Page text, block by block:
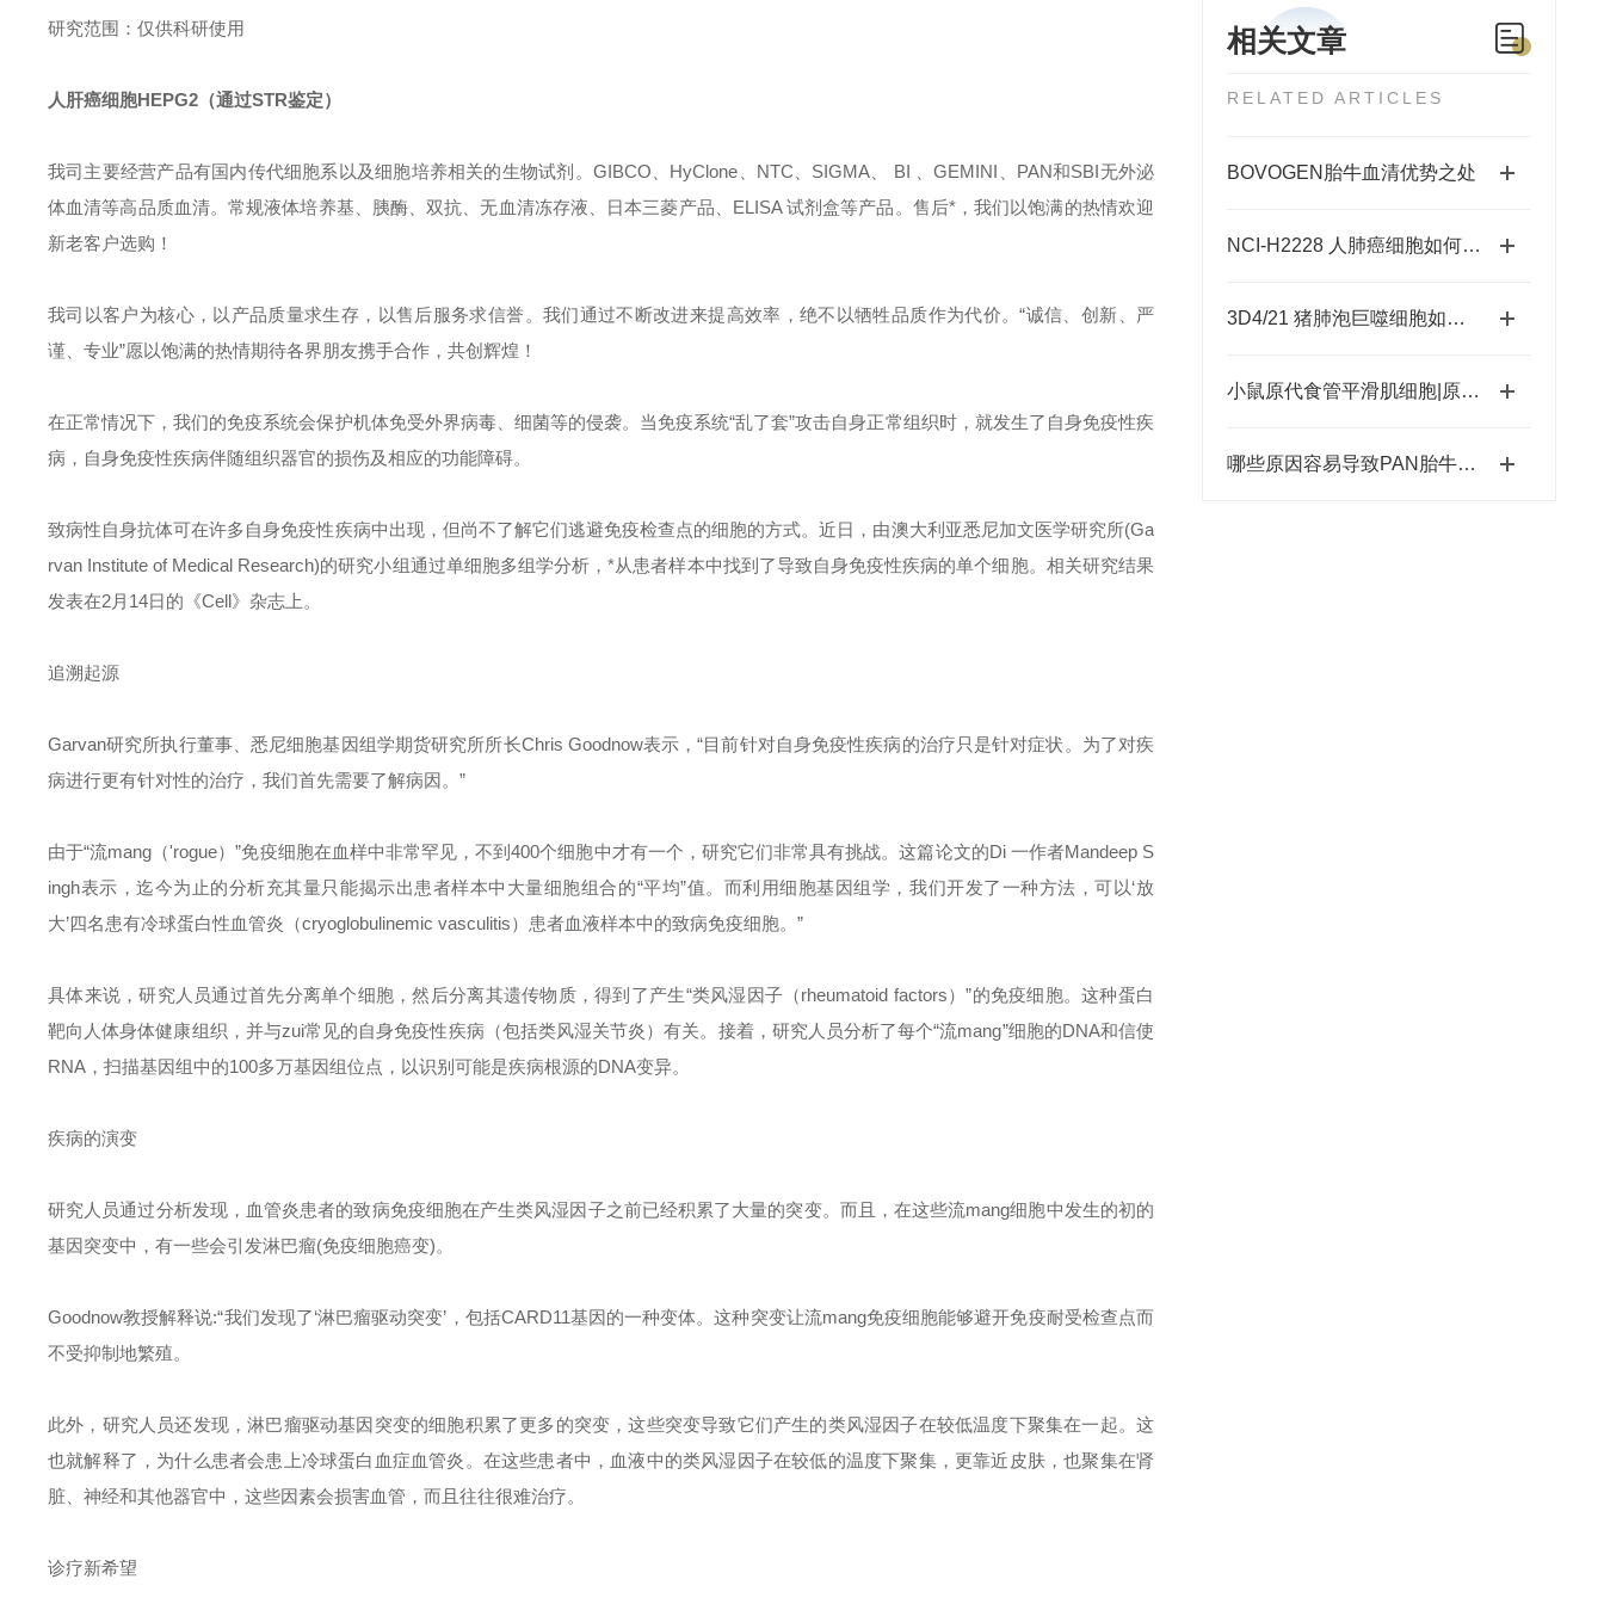
相关文章
RELATED ARTICLES
BOVOGEN胎牛血清优势之处
NCI-H2228 人肺癌细胞如何培养
3D4/21 猪肺泡巨噬细胞如何培养？
小鼠原代食管平滑肌细胞|原代细胞培养
哪些原因容易导致PAN胎牛血清沉淀：
研究范围：仅供科研使用
人肝癌细胞HEPG2 （通过STR鉴定）
我司主要经营产品有国内传代细胞系以及细胞培养相关的生物试剂。GIBCO、HyClone、NTC、SIGMA、 BI 、GEMINI、PAN和SBI无外泌
体血清等高品质血清。常规液体培养基、胰酶、双抗、无血清冻存液、日本三菱产品、ELISA 试剂盒等产品。售后*，我们以饱满的热情欢迎
新老客户选购！
我司以客户为核心，以产品质量求生存，以售后服务求信誉。我们通过不断改进来提高效率，绝不以牺牲品质作为代价。“诚信、创新、严
谨、专业”愿以饱满的热情期待各界朋友携手合作，共创辉煌！
在正常情况下，我们的免疫系统会保护机体免受外界病毒、细菌等的侵袭。当免疫系统“乱了套”攻击自身正常组织时，就发生了自身免疫性疾
病，自身免疫性疾病伴随组织器官的损伤及相应的功能障碍。
致病性自身抗体可在许多自身免疫性疾病中出现，但尚不了解它们逃避免疫检查点的细胞的方式。近日，由澳大利亚悉尼加文医学研究所(Ga
rvan Institute of Medical Research)的研究小组通过单细胞多组学分析，*从患者样本中找到了导致自身免疫性疾病的单个细胞。相关研究结果
发表在2月14日的《Cell》杂志上。
追溯起源
Garvan研究所执行董事、悉尼细胞基因组学期货研究所所长Chris Goodnow表示，“目前针对自身免疫性疾病的治疗只是针对症状。为了对疾
病进行更有针对性的治疗，我们首先需要了解病因。”
由于“流mang （'rogue）”免疫细胞在血样中非常罕见，不到400个细胞中才有一个，研究它们非常具有挑战。这篇论文的Di 一作者Mandeep S
ingh表示，迄今为止的分析充其量只能揭示出患者样本中大量细胞组合的“平均”值。而利用细胞基因组学，我们开发了一种方法，可以‘放
大’四名患有冷球蛋白性血管炎（cryoglobulinemic vasculitis）患者血液样本中的致病免疫细胞。”
具体来说，研究人员通过首先分离单个细胞，然后分离其遗传物质，得到了产生“类风湿因子（rheumatoid factors）”的免疫细胞。这种蛋白
靶向人体身体健康组织，并与zui常 见的自身免疫性疾病（包括类风湿关节炎）有关。接着，研究人员分析了每个“流mang”细胞的DNA和信使
RNA，扫描基因组中的100多万基因组位点，以识别可能是疾病根源的DNA变异。
疾病的演变
研究人员通过分析发现，血管炎患者的致病免疫细胞在产生类风湿因子之前已经积累了大量的突变。而且，在这些流mang细胞中发生的初的
基因突变中，有一些会引发淋巴瘤(免疫细胞癌变)。
Goodnow教授解释说:“我们发现了‘淋巴瘤驱动突变’，包括CARD11基因的一种变体。这种突变让流mang免疫细胞能够避开免疫耐受检查点而
不受抑制地繁殖。
此外，研究人员还发现，淋巴瘤驱动基因突变的细胞积累了更多的突变，这些突变导致它们产生的类风湿因子在较低温度下聚集在一起。这
也就解释了，为什么患者会患上冷球蛋白血症血管炎。在这些患者中，血液中的类风湿因子在较低的温度下聚集，更靠近皮肤，也聚集在肾
脏、神经和其他器官中，这些因素会损害血管，而且往往很难治疗。
诊疗新希望